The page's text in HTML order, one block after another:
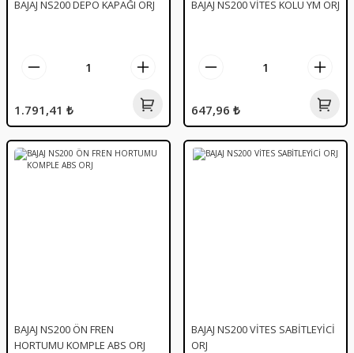
BAJAJ NS200 DEPO KAPAĞI ORJ
1.791,41 ₺
BAJAJ NS200 VİTES KOLU YM ORJ
647,96 ₺
BAJAJ NS200 ÖN FREN
HORTUMU KOMPLE ABS ORJ
BAJAJ NS200 VİTES SABİTLEYİCİ
ORJ